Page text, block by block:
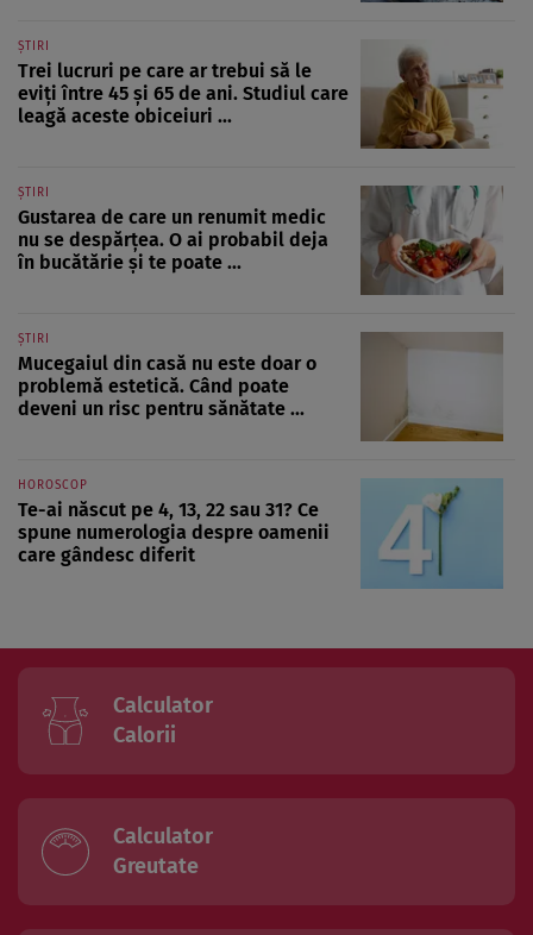
ȘTIRI
Trei lucruri pe care ar trebui să le
eviți între 45 și 65 de ani. Studiul care
leagă aceste obiceiuri ...
ȘTIRI
Gustarea de care un renumit medic
nu se despărțea. O ai probabil deja
în bucătărie și te poate ...
ȘTIRI
Mucegaiul din casă nu este doar o
problemă estetică. Când poate
deveni un risc pentru sănătate ...
HOROSCOP
Te-ai născut pe 4, 13, 22 sau 31? Ce
spune numerologia despre oamenii
care gândesc diferit
Calculator
Calorii
Calculator
Greutate